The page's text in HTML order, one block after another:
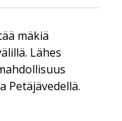
mäkiä
Lähes
Petäjävedellä.